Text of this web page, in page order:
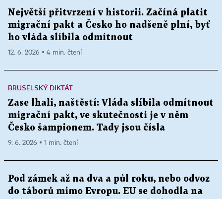
Největší přitvrzení v historii. Začíná platit
migrační pakt a Česko ho nadšeně plní, byť
ho vláda slíbila odmítnout
12. 6. 2026 ▪ 4 min. čtení
BRUSELSKÝ DIKTÁT
Zase lhali, naštěstí: Vláda slíbila odmítnout
migrační pakt, ve skutečnosti je v něm
Česko šampionem. Tady jsou čísla
9. 6. 2026 ▪ 1 min. čtení
Pod zámek až na dva a půl roku, nebo odvoz
do táborů mimo Evropu. EU se dohodla na